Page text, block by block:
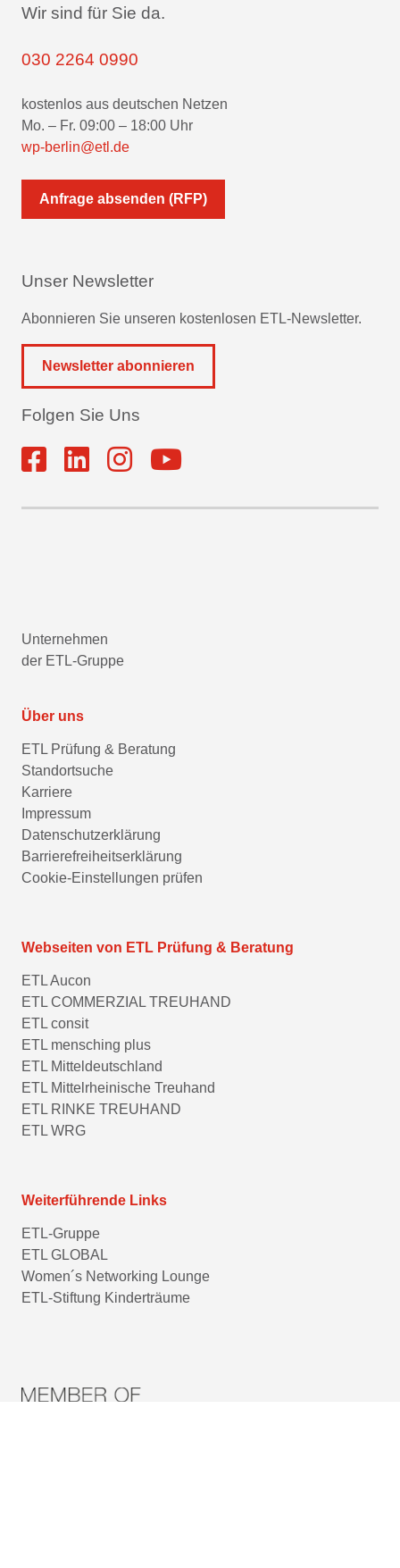
Wir sind für Sie da.
030 2264 0990
kostenlos aus deutschen Netzen
Mo. – Fr. 09:00 – 18:00 Uhr
wp-berlin@etl.de
Anfrage absenden (RFP)
Unser Newsletter
Abonnieren Sie unseren kostenlosen ETL-Newsletter.
Newsletter abonnieren
Folgen Sie Uns
Unternehmen
der ETL-Gruppe
Über uns
ETL Prüfung & Beratung
Standortsuche
Karriere
Impressum
Datenschutzerklärung
Barrierefreiheitserklärung
Cookie-Einstellungen prüfen
Webseiten von ETL Prüfung & Beratung
ETL Aucon
ETL COMMERZIAL TREUHAND
ETL consit
ETL mensching plus
ETL Mitteldeutschland
ETL Mittelrheinische Treuhand
ETL RINKE TREUHAND
ETL WRG
Weiterführende Links
ETL-Gruppe
ETL GLOBAL
Women´s Networking Lounge
ETL-Stiftung Kinderträume